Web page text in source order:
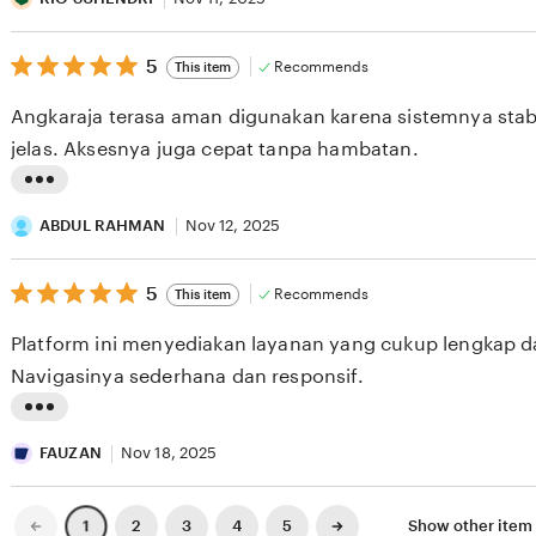
v
i
w
b
F
I
K
I
Y
N
S
s
t
n
g
e
v
i
w
b
R
I
5
out
5
stars
5 This item Recommends
i
s
t
n
g
e
v
Angkaraja terasa aman digunakan karena sistemnya
jelas. Aksesnya juga cepat tanpa hambatan.
ABDUL RAHMAN Nov 12, 2025
5
out
5
stars
5 This item Recommends
i
s
Platform ini menyediakan layanan yang cukup lengkap
Navigasinya sederhana dan responsif.
FAUZAN Nov 18, 2025
Previous
1 2 3 4 5
Next
Show other item